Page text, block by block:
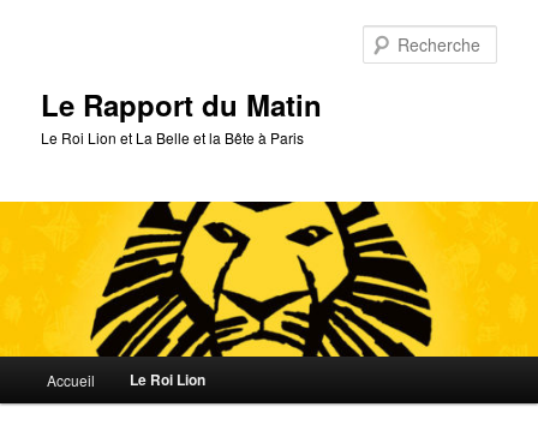
Le Rapport du Matin
Le Roi Lion et La Belle et la Bête à Paris
principal
Accueil Le Roi Lion